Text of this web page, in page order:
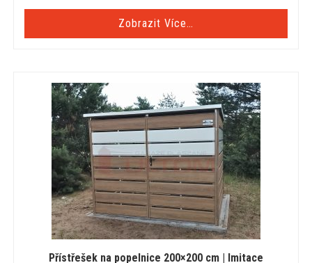
Zobrazit Více…
Přístřešek na popelnice 200×200 cm | Imitace